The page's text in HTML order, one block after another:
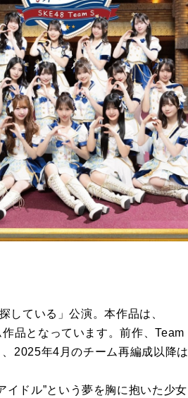
している」公演。本作品は、
品となっています。前作、Team
2025年4月のチーム再編成以降は
ドル”という夢を胸に抱いた少女